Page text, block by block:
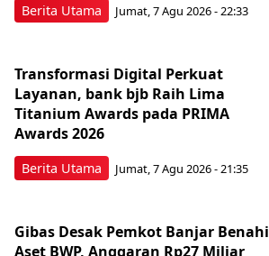
Berita Utama Jumat, 7 Agu 2026 - 22:33
Berita Utama
Transformasi Digital Perkuat
Layanan, bank bjb Raih Lima
Titanium Awards pada PRIMA
Awards 2026
Jumat, 7 Agu 2026 - 21:35
Gibas Desak Pemkot Banjar Benahi
Aset BWP, Anggaran Rp27 Miliar